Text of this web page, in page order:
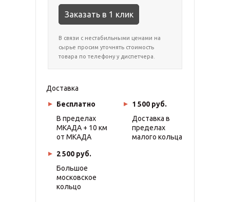
Заказать в 1 клик
В связи с нестабильными ценами на
сырье просим уточнять стоимость
товара по телефону у диспетчера.
Доставка
Бесплатно
В пределах
МКАДА + 10 км
от МКАДА
1 500 руб.
Доставка в
пределах
малого кольца
2 500 руб.
Большое
московское
кольцо